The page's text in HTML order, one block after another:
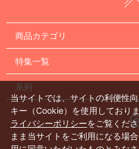
商品カテゴリ
特集一覧
系列
当サイトでは、サイトの利便性
キー（Cookie）を使用しており
ライバシーポリシーをご覧くだ
まま当サイトをご利用になる場